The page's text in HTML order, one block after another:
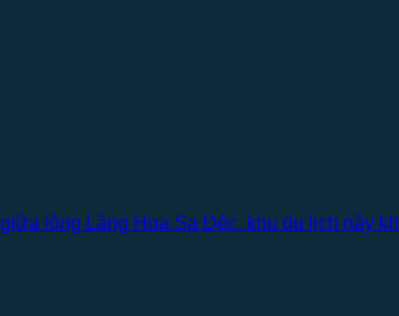
lòng Làng Hoa Sa Đéc, khu du lịch này